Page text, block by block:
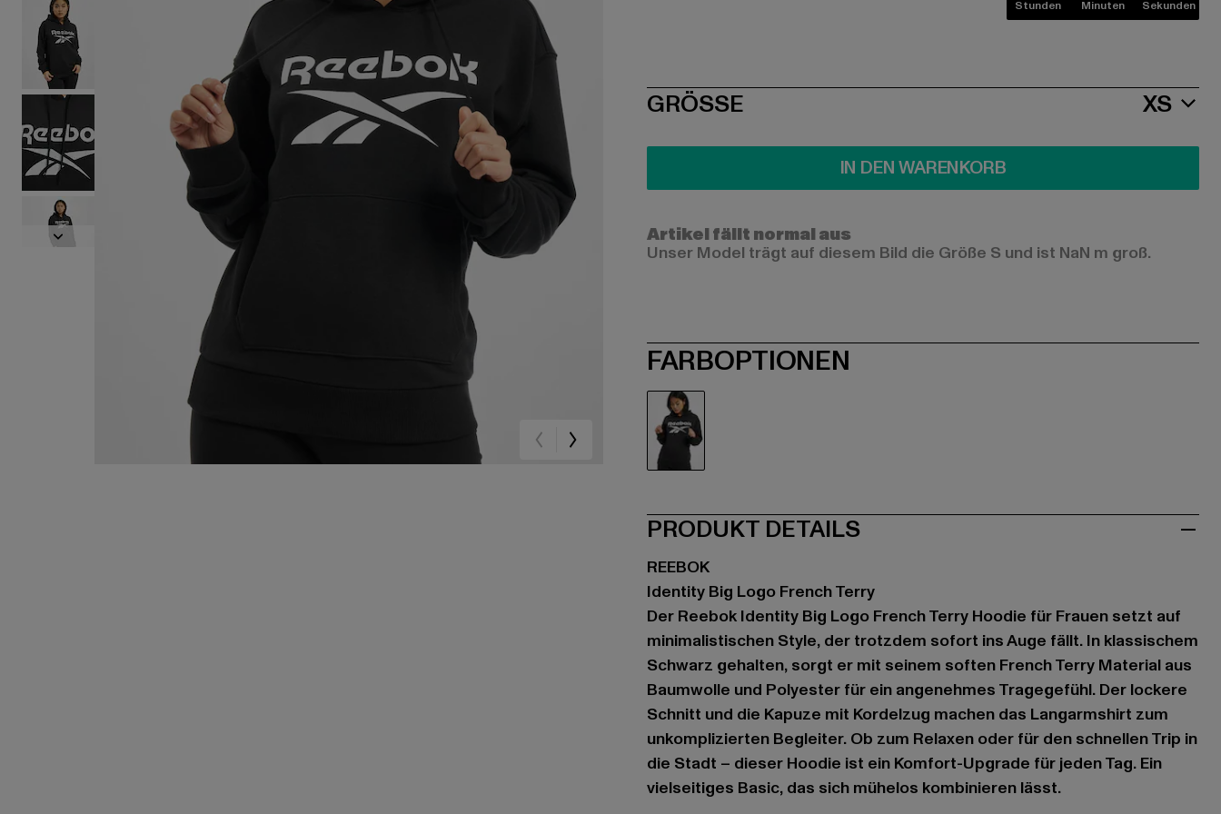
Stunden Minuten Sekunden
SIZE
GRÖSSE XS
IN DEN WARENKORB
Artikel fällt normal aus
Unser Model trägt auf diesem Bild die Größe S und ist NaN m groß.
FARBOPTIONEN
PRODUKT DETAILS
REEBOK
Identity Big Logo French Terry
Der Reebok Identity Big Logo French Terry Hoodie für Frauen setzt auf
minimalistischen Style, der trotzdem sofort ins Auge fällt. In klassischem
Schwarz gehalten, sorgt er mit seinem soften French Terry Material aus
Baumwolle und Polyester für ein angenehmes Tragegefühl. Der lockere
Schnitt und die Kapuze mit Kordelzug machen das Langarmshirt zum
unkomplizierten Begleiter. Ob zum Relaxen oder für den schnellen Trip in
die Stadt – dieser Hoodie ist ein Komfort-Upgrade für jeden Tag. Ein
vielseitiges Basic, das sich mühelos kombinieren lässt.